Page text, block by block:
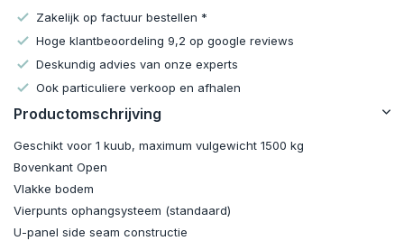
Zakelijk op factuur bestellen *
Hoge klantbeoordeling 9,2 op google reviews
Deskundig advies van onze experts
Ook particuliere verkoop en afhalen
Productomschrijving
Geschikt voor 1 kuub, maximum vulgewicht 1500 kg
Bovenkant Open
Vlakke bodem
Vierpunts ophangsysteem (standaard)
U-panel side seam constructie